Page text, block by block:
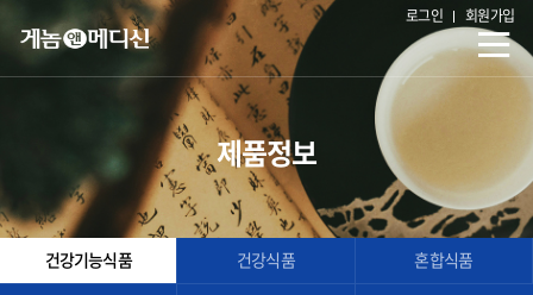
로그인 회원가입
제품정보
건강기능식품 건강식품 혼합식품